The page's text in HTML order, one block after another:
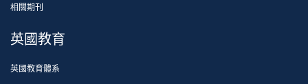
相關期刊
英國教育
英國教育體系